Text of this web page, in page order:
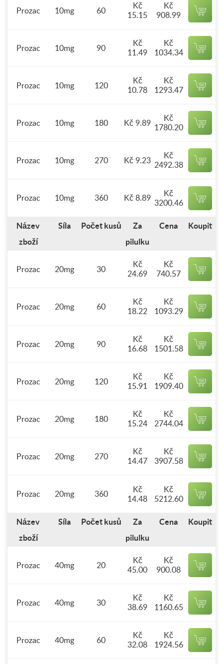
Prozac 10mg 60
Kč
15.15
Kč
908.99
Prozac 10mg 90
Kč
11.49
Kč
1034.34
Prozac 10mg 120
Kč
10.78
Kč
1293.47
Prozac 10mg 180 Kč 9.89
Kč
1780.20
Prozac 10mg 270 Kč 9.23
Kč
2492.38
Prozac 10mg 360 Kč 8.89
Kč
3200.46
Název
zboží
Síla Počet kusů
Za
pilulku
Cena Koupit
Prozac 20mg 30
Kč
24.69
Kč
740.57
Prozac 20mg 60
Kč
18.22
Kč
1093.29
Prozac 20mg 90
Kč
16.68
Kč
1501.58
Prozac 20mg 120
Kč
15.91
Kč
1909.40
Prozac 20mg 180
Kč
15.24
Kč
2744.04
Prozac 20mg 270
Kč
14.47
Kč
3907.58
Prozac 20mg 360
Kč
14.48
Kč
5212.60
Název
zboží
Síla Počet kusů
Za
pilulku
Cena Koupit
Prozac 40mg 20
Kč
45.00
Kč
900.08
Prozac 40mg 30
Kč
38.69
Kč
1160.65
Prozac 40mg 60
Kč
32.08
Kč
1924.56